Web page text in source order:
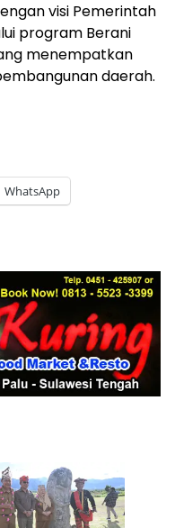
visi Pemerintah
program Berani
menempatkan
daerah.
WhatsApp